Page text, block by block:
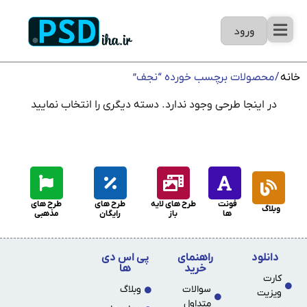
ورود
خانه/ محصولات برچسب خورده “نجف”
در اینجا طرحی وجود ندارد. دسته دیگری را انتخاب نمایید
وبلاگ
فونت
ها
طرح های لایه
باز
طرح های
رایگان
طرح های
مذهبی
دانلود
کارت
ویزیت
راهنمای
خرید
سوالات
متداول
پی اس دی
ها
وبلاگ